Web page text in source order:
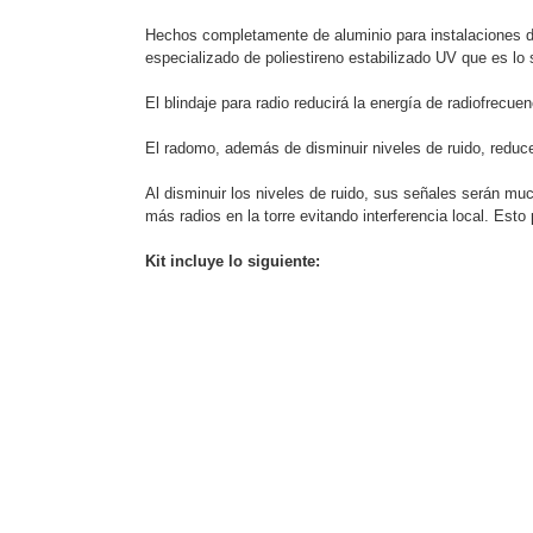
EPCOM Cloud HIKVISION
Videograbadoras Móviles,
Videoporteros e Interfonos
AccesoriosIntercomunicadores
Hechos completamente de aluminio para
especializado de poliestireno estabilizado UV que es
El blindaje para radio reducirá la energía de
El radomo, además de disminuir niveles de ruido,
Al disminuir los niveles de ruido, sus señales serán
más radios en la torre evitando interferencia local.
Kit incluye lo siguiente: